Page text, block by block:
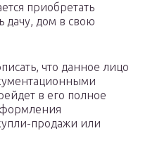
приобретать
дачу, дом в свою
что данное лицо
в его полное
продажи или